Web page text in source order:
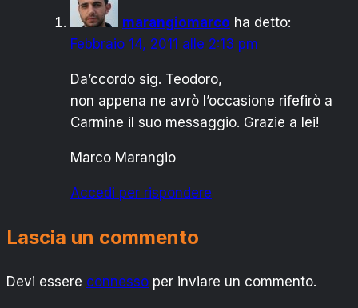
marangiomarco ha detto:
Febbraio 14, 2011 alle 2:13 pm
Da’ccordo sig. Teodoro,
non appena ne avrò l’occasione rifefirò a
Carmine il suo messaggio. Grazie a lei!
Marco Marangio
Accedi per rispondere
Lascia un commento
Devi essere connesso per inviare un commento.